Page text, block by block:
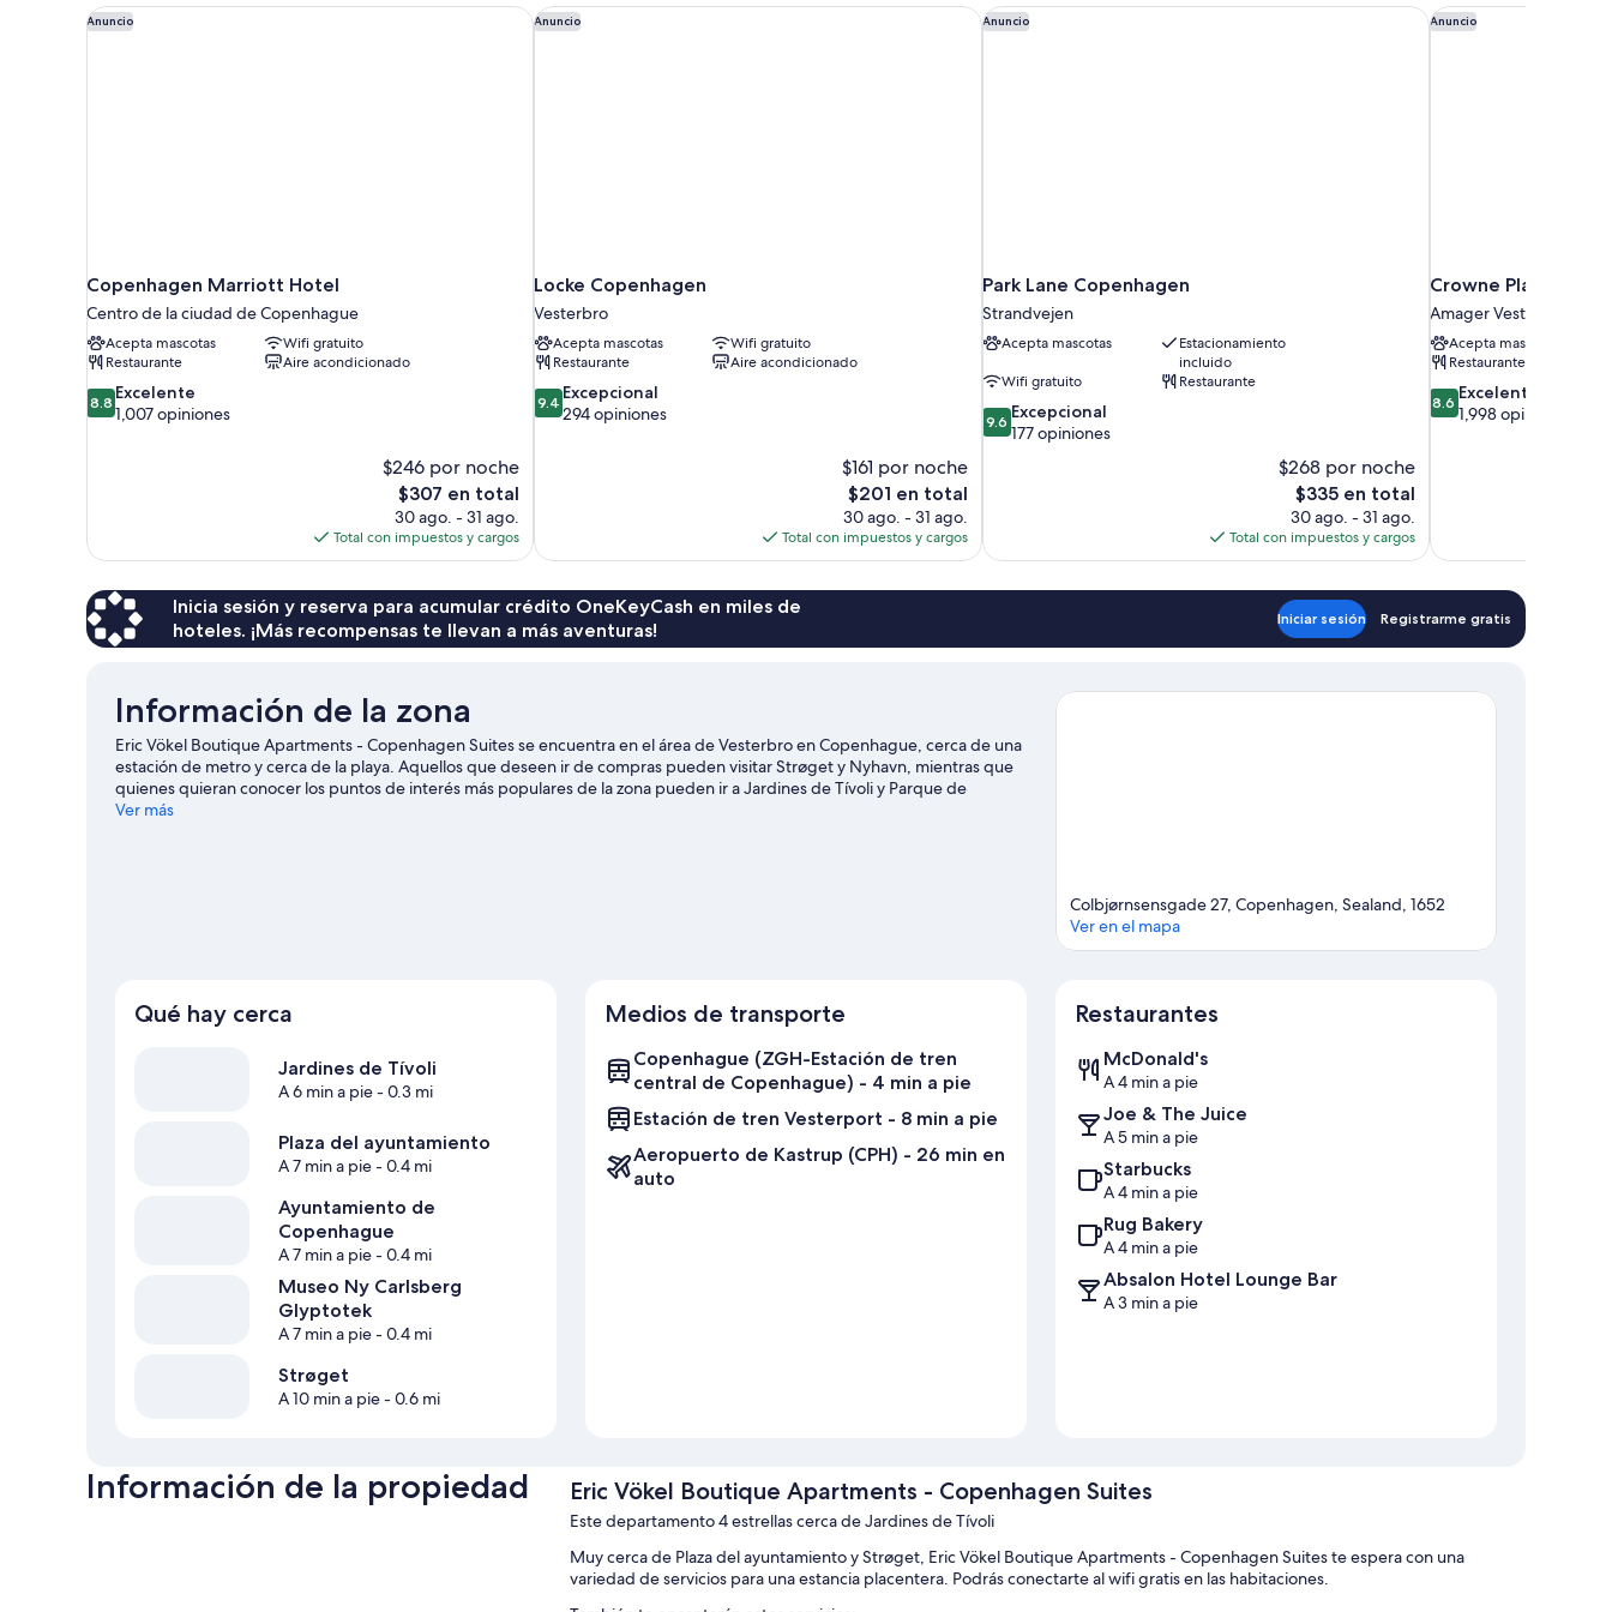
Anuncio
Copenhagen Marriott Hotel
Centro de la ciudad de Copenhague
Acepta mascotas
Wifi gratuito
Restaurante
Aire acondicionado
8.8
de
8.8 Excelente
1,007 opiniones
$246 por noche
El
precio
actual
es
$307
$307 en total
30 ago. - 31 ago.
Total con impuestos y cargos
Copenhagen Marriott Hotel Anuncio
Locke Copenhagen
Vesterbro
Acepta mascotas
Wifi gratuito
Restaurante
Aire acondicionado
9.4
de
9.4 Excepcional
294 opiniones
$161 por noche
El
precio
actual
es
$201 en total
30 ago. - 31 ago.
Total con impuestos y cargos
Locke Copenhagen Anuncio
Park Lane Copenhagen
Strandvejen
Acepta mascotas
Estacionamiento
incluido
Wifi gratuito
Restaurante
9.6
de
9.6 Excepcional
177 opiniones
$268 por noche
El
precio
actual
es
$335
$335 en total
30 ago. - 31 ago.
Total con impuestos y cargos
Park Lane Copenhagen Anuncio
Crowne Plaza
Amager Vest
Acepta mascotas
Restaurante
8.6
de
8.6 Excelente
1,998 opiniones
Crowne Plaza
Inicia sesión y reserva para acumular crédito OneKeyCash en miles de
hoteles. ¡Más recompensas te llevan a más aventuras!
Iniciar sesión Registrarme gratis
Información de la zona
Eric Vökel Boutique Apartments - Copenhagen Suites se encuentra en el área de Vesterbro en Copenhague, cerca de una
estación de metro y cerca de la playa. Aquellos que deseen ir de compras pueden visitar Strøget y Nyhavn, mientras que
quienes quieran conocer los puntos de interés más populares de la zona pueden ir a Jardines de Tívoli y Parque de
diversiones Bakken. ¿Buscas diversión? Puedes salir una noche a Scandic Sydhavnen y Valbyparken.
Ver más
Colbjørnsensgade 27, Copenhagen, Sealand, 1652
Ver en el mapa
Qué hay cerca
Jardines de Tívoli
A 6 min a pie- 0.3 mi
Plaza del ayuntamiento
A 7 min a pie- 0.4 mi
Ayuntamiento de
Copenhague
A 7 min a pie- 0.4 mi
Museo Ny Carlsberg
Glyptotek
A 7 min a pie- 0.4 mi
Strøget
A 10 min a pie- 0.6 mi
Medios de transporte
Copenhague (ZGH-Estación de tren
central de Copenhague) - 4 min a pie
Estación de tren Vesterport - 8 min a pie
Aeropuerto de Kastrup (CPH) - 26 min en
auto
Restaurantes
McDonald's
A 4 min a pie
Joe & The Juice
A 5 min a pie
Starbucks
A 4 min a pie
Rug Bakery
A 4 min a pie
Absalon Hotel Lounge Bar
A 3 min a pie
Información de la propiedad Eric Vökel Boutique Apartments - Copenhagen Suites
Este departamento 4 estrellas cerca de Jardines de Tívoli
Muy cerca de Plaza del ayuntamiento y Strøget, Eric Vökel Boutique Apartments - Copenhagen Suites te espera con una
variedad de servicios para una estancia placentera. Podrás conectarte al wifi gratis en las habitaciones.